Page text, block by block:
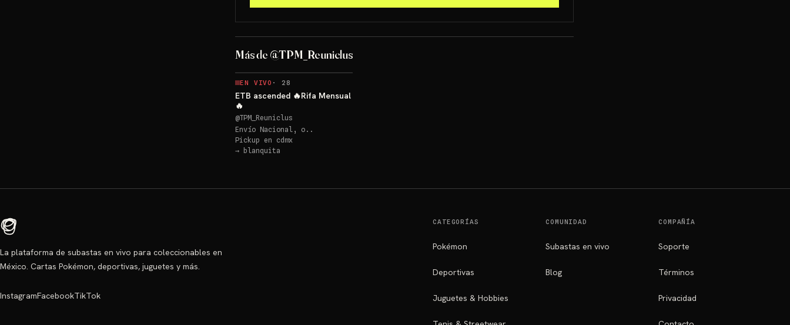
Más de @TPM_Reuniclus
EN VIVO · 28
ETB ascended 🔥Rifa Mensual
🔥
@TPM_Reuniclus
Envío Nacional, o..
Pickup en cdmx
→ blanquita
La plataforma de subastas en vivo para coleccionables en
México. Cartas Pokémon, deportivas, juguetes y más.
InstagramFacebookTikTok
CATEGORÍAS
Pokémon
Deportivas
Juguetes & Hobbies
COMUNIDAD
Subastas en vivo
Blog
COMPAÑÍA
Soporte
Términos
Privacidad